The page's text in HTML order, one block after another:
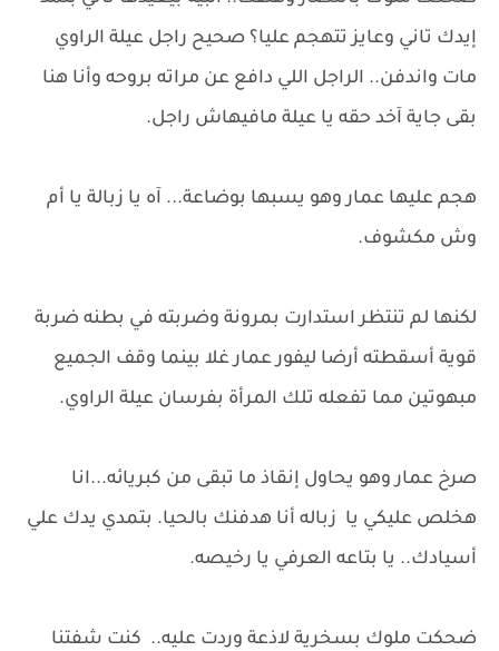
إيدك تاني وعايز تتهجم عليا؟ صحيح راجل عيلة الراوي
مات واندفن.. الراجل اللي دافع عن مراته بروحه وأنا هنا
بقى جاية آخد حقه يا عيلة مافيهاش راجل.
هجم عليها عمار وهو يسبها بوضاعة... آه يا زبالة يا أم
وش مكشوف.
لكنها لم تنتظر استدارت بمرونة وضربته في بطنه ضربة
قوية أسقطته أرضا ليفور عمار غلا بينما وقف الجميع
مبهوتين مما تفعله تلك المرأة بفرسان عيلة الراوي.
صرخ عمار وهو يحاول إنقاذ ما تبقى من كبريائه...انا
هخلص عليكي يا زباله أنا هدفنك بالحيا. بتمدي يدك علي
أسيادك.. يا بتاعه العرفي يا رخيصه.
ضحكت ملوك بسخرية لاذعة وردت عليه.. كنت شفتنا